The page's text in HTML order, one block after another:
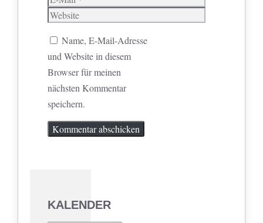
Mail
Website
Name, E-Mail-Adresse
und Website in diesem
Browser für meinen
nächsten Kommentar
speichern.
KALENDER